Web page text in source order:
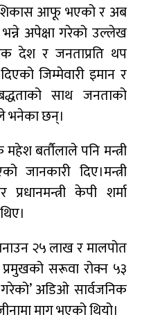
इजलासले उक्त निर्णय खारेजको
जबरजस्ती करणी प्रयासको
कोषाध्यक्ष पाण्डेको निधन
जुम्ला आउँदै गरेकाे जिप
जुम्ला आउँदै गरेकाे जिप
शिकास आफू भएको र अब
अपेक्षा गरेको उल्लेख
देश र जनताप्रति थप
जिम्मेवारी इमान र
साथ जनताको
भनेका छन्।
बर्तौलाले पनि मन्त्री
जानकारी दिए।मन्त्री
प्रधानमन्त्री केपी शर्मा
२५ लाख र मालपोत
सरूवा रोक्न ५३
अडिओ सार्वजनिक
माग भएको थियो।